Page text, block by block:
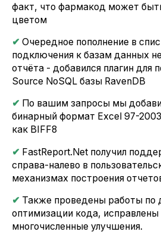
факт, что фармакод может
цветом
✔ Очередное пополнение в
подключения к базам данных
отчёта - добавился плагин для
Source NoSQL базы RavenDB
✔ По вашим запросы мы
бинарный формат Excel 97-
как BIFF8
✔ FastReport.Net получил
справа-налево в
механизмах построения
✔ Также проведены работы по
оптимизации кода,
многочисленные улучшения.